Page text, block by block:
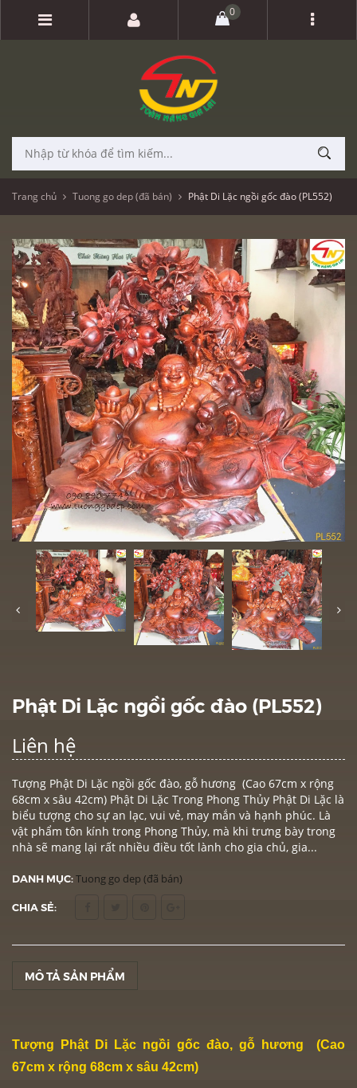
0
Trang chủ Tuong go dep (đã bán) Phật Di Lặc ngồi gốc đào (PL552)
Phật Di Lặc ngồi gốc đào (PL552)
Liên hệ
Tượng Phật Di Lặc ngồi gốc đào, gỗ hương ​(Cao 67cm x rộng
68cm x sâu 42cm) Phật Di Lặc Trong Phong Thủy Phật Di Lặc là
biểu tượng cho sự an lạc, vui vẻ, may mắn và hạnh phúc. Là
vật phẩm tôn kính trong Phong Thủy, mà khi trưng bày trong
nhà sẽ mang lại rất nhiều điều tốt lành cho gia chủ, gia...
DANH MỤC:Tuong go dep (đã bán)
CHIA SẺ:
MÔ TẢ SẢN PHẨM
Tượng Phật Di Lặc ngồi gốc đào, gỗ hương ​(Cao
67cm x rộng 68cm x sâu 42cm)